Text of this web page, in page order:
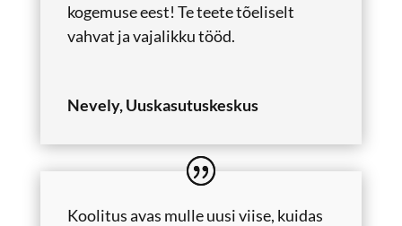
kogemuse eest! Te teete tõeliselt
vahvat ja vajalikku tööd.
Nevely, Uuskasutuskeskus
Koolitus avas mulle uusi viise, kuidas